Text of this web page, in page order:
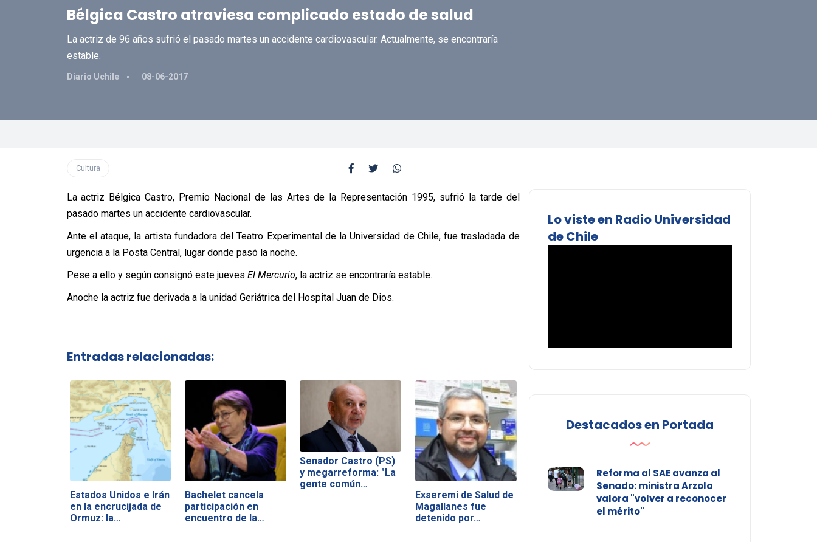
Bélgica Castro atraviesa complicado estado de salud
La actriz de 96 años sufrió el pasado martes un accidente cardiovascular. Actualmente, se encontraría
estable.
Diario Uchile 08-06-2017
Cultura
La actriz Bélgica Castro, Premio Nacional de las Artes de la Representación 1995, sufrió la tarde del
pasado martes un accidente cardiovascular.
Ante el ataque, la artista fundadora del Teatro Experimental de la Universidad de Chile, fue trasladada de
urgencia a la Posta Central, lugar donde pasó la noche.
Pese a ello y según consignó este jueves El Mercurio, la actriz se encontraría estable.
Anoche la actriz fue derivada a la unidad Geriátrica del Hospital Juan de Dios.
Entradas relacionadas:
Estados Unidos e Irán
en la encrucijada de
Ormuz: la…
Bachelet cancela
participación en
encuentro de la…
Senador Castro (PS)
y megarreforma: "La
gente común…
Exseremi de Salud de
Magallanes fue
detenido por…
Lo viste en Radio Universidad
de Chile
Destacados en Portada
Reforma al SAE avanza al
Senado: ministra Arzola
valora "volver a reconocer
el mérito"